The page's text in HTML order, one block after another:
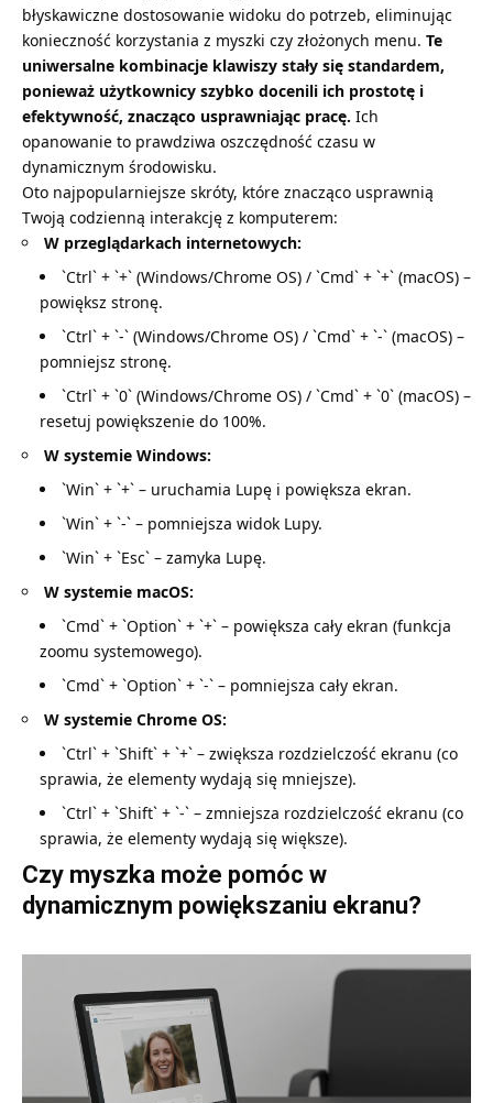
błyskawiczne dostosowanie widoku do potrzeb, eliminując
konieczność korzystania z myszki czy złożonych menu. Te
uniwersalne kombinacje klawiszy stały się standardem,
ponieważ użytkownicy szybko docenili ich prostotę i
efektywność, znacząco usprawniając pracę. Ich
opanowanie to prawdziwa oszczędność czasu w
dynamicznym środowisku.
Oto najpopularniejsze skróty, które znacząco usprawnią
Twoją codzienną interakcję z komputerem:
W przeglądarkach internetowych:
`Ctrl` + `+` (Windows/Chrome OS) / `Cmd` + `+` (macOS) –
powiększ stronę.
`Ctrl` + `-` (Windows/Chrome OS) / `Cmd` + `-` (macOS) –
pomniejsz stronę.
`Ctrl` + `0` (Windows/Chrome OS) / `Cmd` + `0` (macOS) –
resetuj powiększenie do 100%.
W systemie Windows:
`Win` + `+` – uruchamia Lupę i powiększa ekran.
`Win` + `-` – pomniejsza widok Lupy.
`Win` + `Esc` – zamyka Lupę.
W systemie macOS:
`Cmd` + `Option` + `+` – powiększa cały ekran (funkcja
zoomu systemowego).
`Cmd` + `Option` + `-` – pomniejsza cały ekran.
W systemie Chrome OS:
`Ctrl` + `Shift` + `+` – zwiększa rozdzielczość ekranu (co
sprawia, że elementy wydają się mniejsze).
`Ctrl` + `Shift` + `-` – zmniejsza rozdzielczość ekranu (co
sprawia, że elementy wydają się większe).
Czy myszka może pomóc w
dynamicznym powiększaniu ekranu?